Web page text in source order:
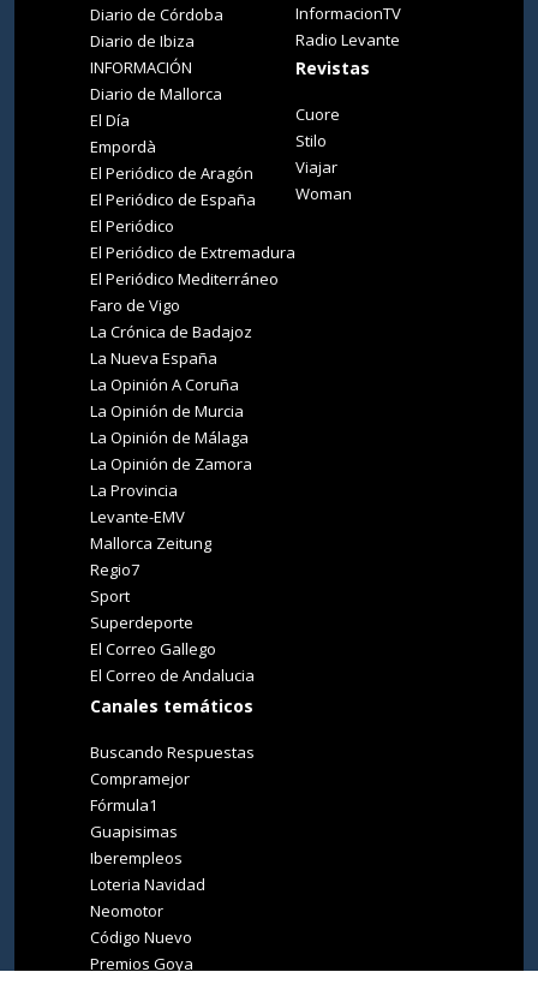
Diario de Córdoba
Diario de Ibiza
INFORMACIÓN
Diario de Mallorca
El Día
Empordà
El Periódico de Aragón
El Periódico de España
El Periódico
El Periódico de Extremadura
El Periódico Mediterráneo
Faro de Vigo
La Crónica de Badajoz
La Nueva España
La Opinión A Coruña
La Opinión de Murcia
La Opinión de Málaga
La Opinión de Zamora
La Provincia
Levante-EMV
Mallorca Zeitung
Regio7
Sport
Superdeporte
El Correo Gallego
El Correo de Andalucia
Canales temáticos
Buscando Respuestas
Compramejor
Fórmula1
Guapisimas
Iberempleos
Loteria Navidad
Neomotor
Código Nuevo
Premios Goya
InformacionTV
Radio Levante
Revistas
Cuore
Stilo
Viajar
Woman